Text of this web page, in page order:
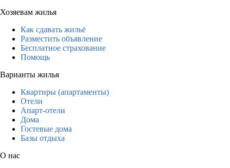
Хозяевам жилья
Как сдавать жильё
Разместить объявление
Бесплатное страхование
Помощь
Варианты жилья
Квартиры (апартаменты)
Отели
Апарт-отели
Дома
Гостевые дома
Базы отдыха
О нас